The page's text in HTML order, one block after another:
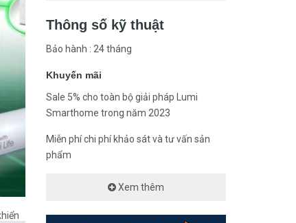
Thông số kỹ thuật
Bảo hành : 24 tháng
Khuyến mãi
Sale 5% cho toàn bộ giải pháp Lumi
Smarthome trong năm 2023
Miễn phí chi phí khảo sát và tư vấn sản
phẩm
Xem thêm